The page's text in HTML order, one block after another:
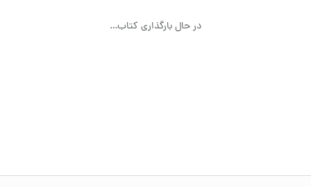
در حال بارگذاری کتاب…